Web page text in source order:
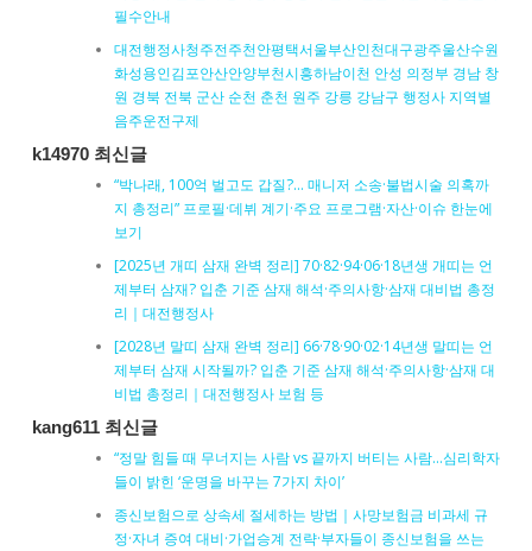
필수안내
대전행정사청주전주천안평택서울부산인천대구광주울산수원
화성용인김포안산안양부천시흥하남이천 안성 의정부 경남 창
원 경북 전북 군산 순천 춘천 원주 강릉 강남구 행정사 지역별
음주운전구제
k14970 최신글
“박나래, 100억 벌고도 갑질?… 매니저 소송·불법시술 의혹까
지 총정리” 프로필·데뷔 계기·주요 프로그램·자산·이슈 한눈에
보기
[2025년 개띠 삼재 완벽 정리] 70·82·94·06·18년생 개띠는 언
제부터 삼재? 입춘 기준 삼재 해석·주의사항·삼재 대비법 총정
리｜대전행정사
[2028년 말띠 삼재 완벽 정리] 66·78·90·02·14년생 말띠는 언
제부터 삼재 시작될까? 입춘 기준 삼재 해석·주의사항·삼재 대
비법 총정리｜대전행정사 보험 등
kang611 최신글
“정말 힘들 때 무너지는 사람 vs 끝까지 버티는 사람…심리학자
들이 밝힌 ‘운명을 바꾸는 7가지 차이’
종신보험으로 상속세 절세하는 방법｜사망보험금 비과세 규
정·자녀 증여 대비·가업승계 전략·부자들이 종신보험을 쓰는